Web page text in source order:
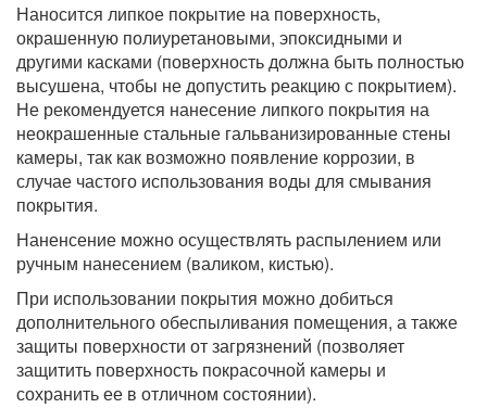
Наносится липкое покрытие на поверхность,
окрашенную полиуретановыми, эпоксидными и
другими касками (поверхность должна быть полностью
высушена, чтобы не допустить реакцию с покрытием).
Не рекомендуется нанесение липкого покрытия на
неокрашенные стальные гальванизированные стены
камеры, так как возможно появление коррозии, в
случае частого использования воды для смывания
покрытия.
Наненсение можно осуществлять распылением или
ручным нанесением (валиком, кистью).
При использовании покрытия можно добиться
дополнительного обеспыливания помещения, а также
защиты поверхности от загрязнений (позволяет
защитить поверхность покрасочной камеры и
сохранить ее в отличном состоянии).